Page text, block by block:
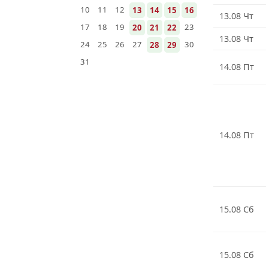
10
11 12 13 14 15
16
17
18 19 20 21 22
23
24
25 26 27 28 29
30
31
13.08 Чт
13.08 Чт
14.08 Пт
14.08 Пт
15.08 Сб
15.08 Сб